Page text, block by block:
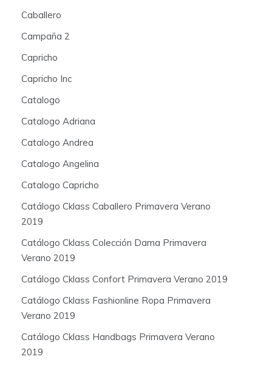
Caballero
Campaña 2
Capricho
Capricho Inc
Catalogo
Catalogo Adriana
Catalogo Andrea
Catalogo Angelina
Catalogo Capricho
Catálogo Cklass Caballero Primavera Verano
2019
Catálogo Cklass Colección Dama Primavera
Verano 2019
Catálogo Cklass Confort Primavera Verano 2019
Catálogo Cklass Fashionline Ropa Primavera
Verano 2019
Catálogo Cklass Handbags Primavera Verano
2019